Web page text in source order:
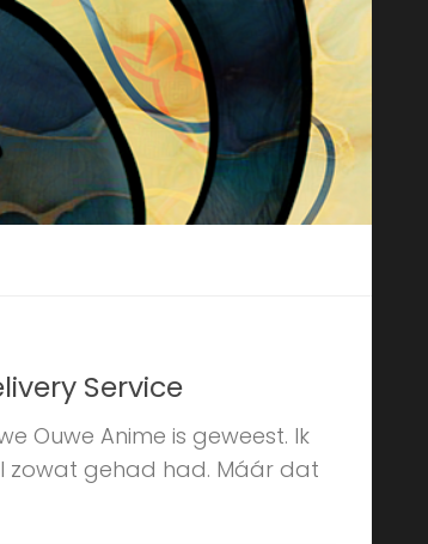
Service
Ouwe Anime is geweest. Ik
zowat gehad had. Máár dat